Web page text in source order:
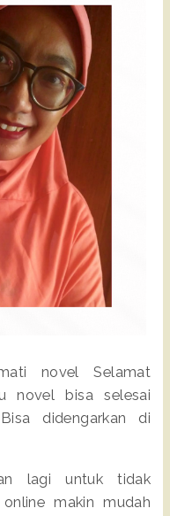
novel Selamat
novel bisa selesai
didengarkan di
lagi untuk tidak
makin mudah